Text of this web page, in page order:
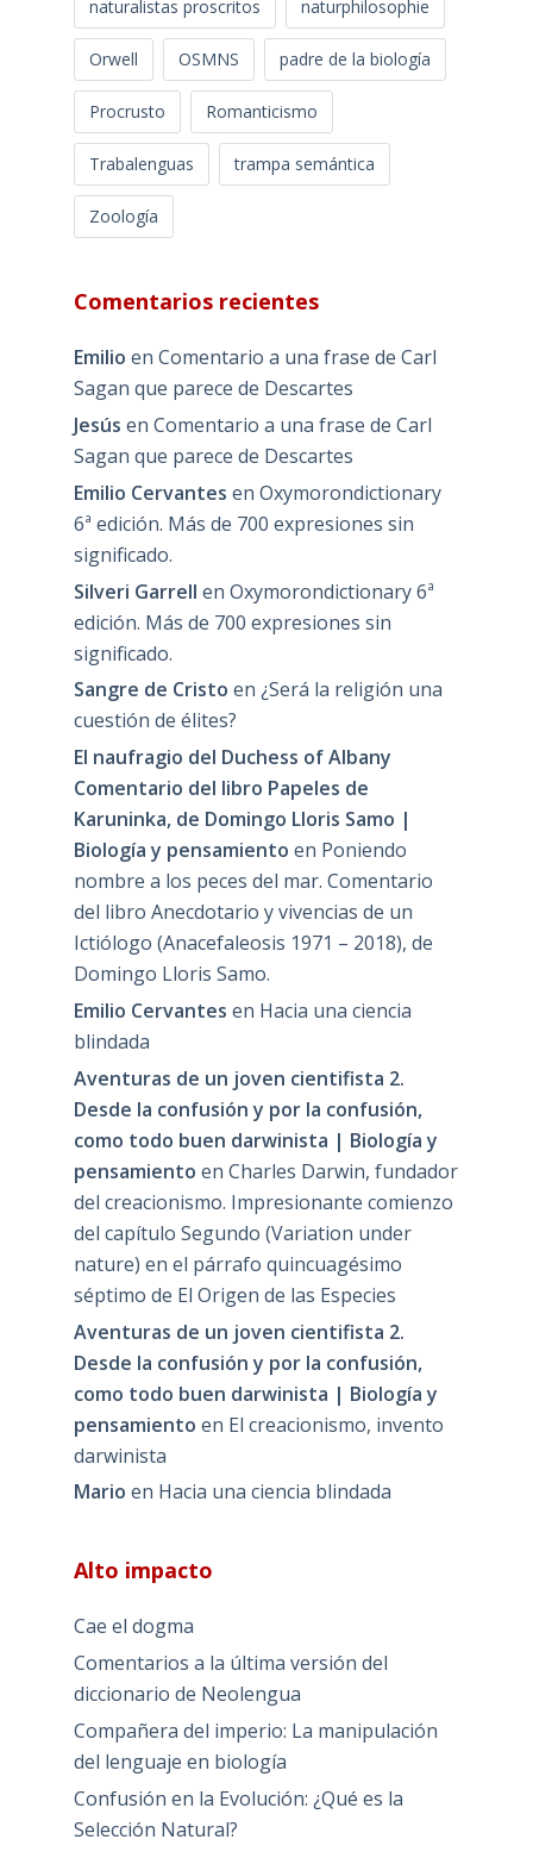
naturalistas proscritos naturphilosophie
Orwell OSMNS padre de la biología
Procrusto Romanticismo
Trabalenguas trampa semántica
Zoología
Comentarios recientes
Emilio en Comentario a una frase de Carl
Sagan que parece de Descartes
Jesús en Comentario a una frase de Carl
Sagan que parece de Descartes
Emilio Cervantes en Oxymorondictionary
6ª edición. Más de 700 expresiones sin
significado.
Silveri Garrell en Oxymorondictionary 6ª
edición. Más de 700 expresiones sin
significado.
Sangre de Cristo en ¿Será la religión una
cuestión de élites?
El naufragio del Duchess of Albany
Comentario del libro Papeles de
Karuninka, de Domingo Lloris Samo |
Biología y pensamiento en Poniendo
nombre a los peces del mar. Comentario
del libro Anecdotario y vivencias de un
Ictiólogo (Anacefaleosis 1971 – 2018), de
Domingo Lloris Samo.
Emilio Cervantes en Hacia una ciencia
blindada
Aventuras de un joven cientifista 2.
Desde la confusión y por la confusión,
como todo buen darwinista | Biología y
pensamiento en Charles Darwin, fundador
del creacionismo. Impresionante comienzo
del capítulo Segundo (Variation under
nature) en el párrafo quincuagésimo
séptimo de El Origen de las Especies
Aventuras de un joven cientifista 2.
Desde la confusión y por la confusión,
como todo buen darwinista | Biología y
pensamiento en El creacionismo, invento
darwinista
Mario en Hacia una ciencia blindada
Alto impacto
Cae el dogma
Comentarios a la última versión del
diccionario de Neolengua
Compañera del imperio: La manipulación
del lenguaje en biología
Confusión en la Evolución: ¿Qué es la
Selección Natural?